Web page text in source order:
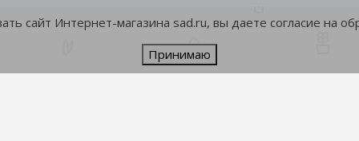
сайт Интернет-магазина sad.ru, вы даете согласие на
Принимаю